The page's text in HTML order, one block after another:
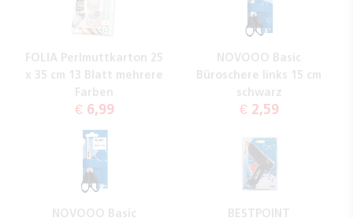
FOLIA Perlmuttkarton 25
x 35 cm 13 Blatt mehrere
Farben
€ 6,99
NOVOOO Basic
Büroschere links 15 cm
schwarz
€ 2,59
NOVOOO Basic
BESTPOINT